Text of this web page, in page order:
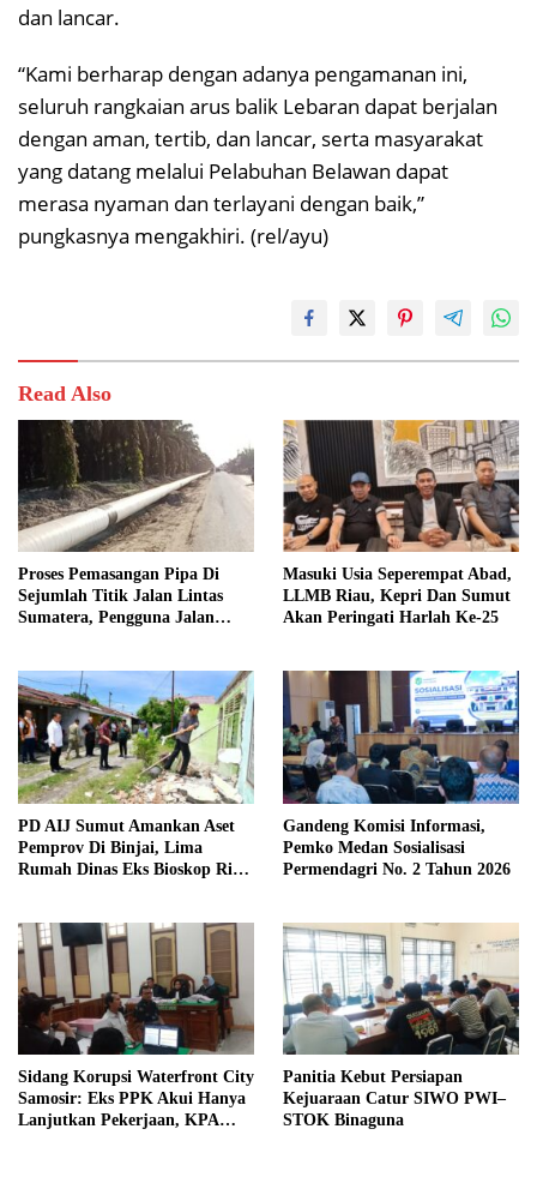
dan lancar.
“Kami berharap dengan adanya pengamanan ini,
seluruh rangkaian arus balik Lebaran dapat berjalan
dengan aman, tertib, dan lancar, serta masyarakat
yang datang melalui Pelabuhan Belawan dapat
merasa nyaman dan terlayani dengan baik,”
pungkasnya mengakhiri. (rel/ayu)
Read Also
Proses Pemasangan Pipa Di
Sejumlah Titik Jalan Lintas
Sumatera, Pengguna Jalan
Masuki Usia Seperempat Abad,
LLMB Riau, Kepri Dan Sumut
Akan Peringati Harlah Ke-25
PD AIJ Sumut Amankan Aset
Pemprov Di Binjai, Lima
Rumah Dinas Eks Bioskop Ria
Gandeng Komisi Informasi,
Pemko Medan Sosialisasi
Permendagri No. 2 Tahun 2026
Sidang Korupsi Waterfront City
Samosir: Eks PPK Akui Hanya
Lanjutkan Pekerjaan, KPA
Panitia Kebut Persiapan
Kejuaraan Catur SIWO PWI–
STOK Binaguna